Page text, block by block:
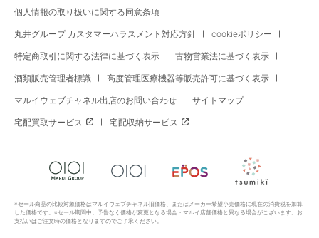
個人情報の取り扱いに関する同意条項
丸井グループ カスタマーハラスメント対応方針 cookieポリシー
特定商取引に関する法律に基づく表示 古物営業法に基づく表示
酒類販売管理者標識 高度管理医療機器等販売許可に基づく表示
マルイウェブチャネル出店のお問い合わせ サイトマップ
宅配買取サービス 宅配収納サービス
※セール商品の比較対象価格はマルイウェブチャネル旧価格、またはメーカー希望小売価格に現在の消費税を加算
した価格です。※セール期間中、予告なく価格が変更となる場合・マルイ店舗価格と異なる場合がございます。お
支払いはご注文時の価格となりますのでご了承ください。